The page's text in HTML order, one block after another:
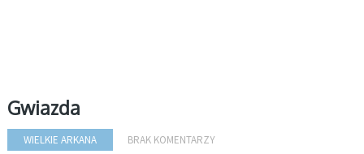
Gwiazda
WIELKIE ARKANA BRAK KOMENTARZY